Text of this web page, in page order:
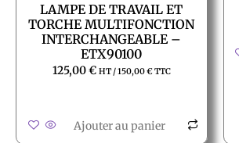
LAMPE DE TRAVAIL ET
TORCHE MULTIFONCTION
INTERCHANGEABLE –
ETX90100
125,00€ HT /150,00€TTC
Ajouter au panier